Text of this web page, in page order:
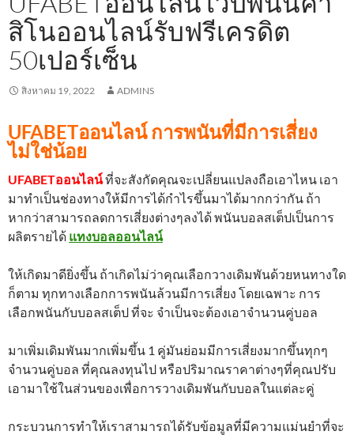
สิโนออนไลน์รับฟรีเครดิต
50เปอร์เซ็น
สิงหาคม 19, 2022 ADMINS
UFABETออนไลน์ การพนันที่มีการเสี่ยง
ไม่ใช่น้อย
UFABETออนไลน์ที่จะสังกัดคุณจะเปลี่ยนแปลงถือเอาไหน เอา
มาทำเป็นช่องทางให้มีการได้กำไรขึ้นมาได้มากกว่ากัน ถ้า
หากว่าสามารถลดการเสี่ยงต่างๆลงได้ พนันบอลสเต็ปเป็นการ
ผลิตรายได้ แทงบอลออนไลน์
ให้เกิดมาดียิ่งขึ้น ถ้าเกิดไม่ว่าคุณเลือกวางเดิมพันด้วยหนทางใด
ก็ตาม ทุกทางเลือกการพนันล้วนมีการเสี่ยง โดยเฉพาะ การ
เลือกพนันกับบอลสเต็ป ที่จะ จำเป็นจะต้องเอาจำนวนคู่บอล
มาเพิ่มเดิมพันมากเพิ่มขึ้น 1 คู่มันย่อมมีการเสี่ยงมากขึ้นทุกๆ
จำนวนคู่บอล ที่คุณลงทุนไป หรือปริมาณราคาต่างๆที่คุณปรับ
เอามาใช้ในส่วนของเพื่อการวางเดิมพันกับบอลในแต่ละคู่
กระบวนการทำให้เราสามารถได้รับข้อมูลที่มีความแม่นยำที่จะ